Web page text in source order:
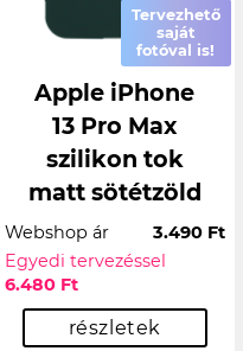
Tervezhető
saját
fotóval is!
Apple iPhone
13 Pro Max
szilikon tok
matt sötétzöld
Webshop ár
3.490 Ft
Egyedi tervezéssel
6.480 Ft
részletek